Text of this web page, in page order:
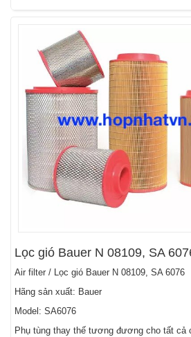
Lọc gió Bauer N 08109, SA
Air filter / Lọc gió Bauer N 08109, SA 6076
Hãng sản xuất: Bauer
Model: SA6076
Phụ tùng thay thế tương đương cho tất cả